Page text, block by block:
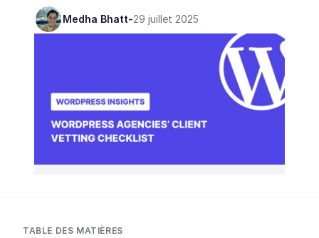
Medha Bhatt-29 juillet 2025
TABLE DES MATIÈRES